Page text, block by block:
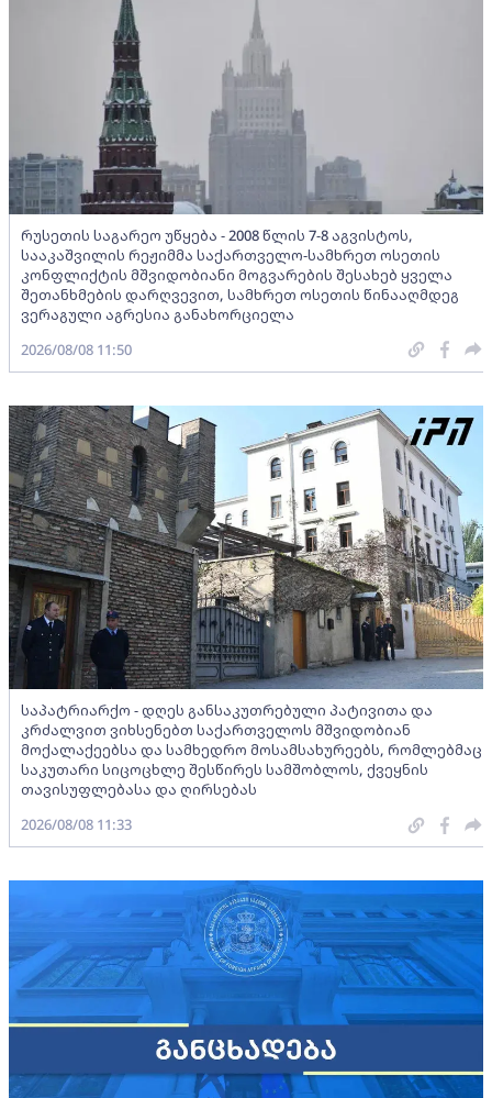
რუსეთის საგარეო უწყება - 2008 წლის 7-8 აგვისტოს,
სააკაშვილის რეჟიმმა საქართველო-სამხრეთ ოსეთის
კონფლიქტის მშვიდობიანი მოგვარების შესახებ ყველა
შეთანხმების დარღვევით, სამხრეთ ოსეთის წინააღმდეგ
ვერაგული აგრესია განახორციელა
2026/08/08 11:50
საპატრიარქო - დღეს განსაკუთრებული პატივითა და
კრძალვით ვიხსენებთ საქართველოს მშვიდობიან
მოქალაქეებსა და სამხედრო მოსამსახურეებს, რომლებმაც
საკუთარი სიცოცხლე შესწირეს სამშობლოს, ქვეყნის
თავისუფლებასა და ღირსებას
2026/08/08 11:33